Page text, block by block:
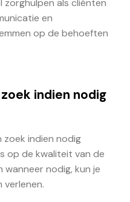
en
op de behoeften
indien nodig
indien nodig
op de kwaliteit van de
nodig, kun je